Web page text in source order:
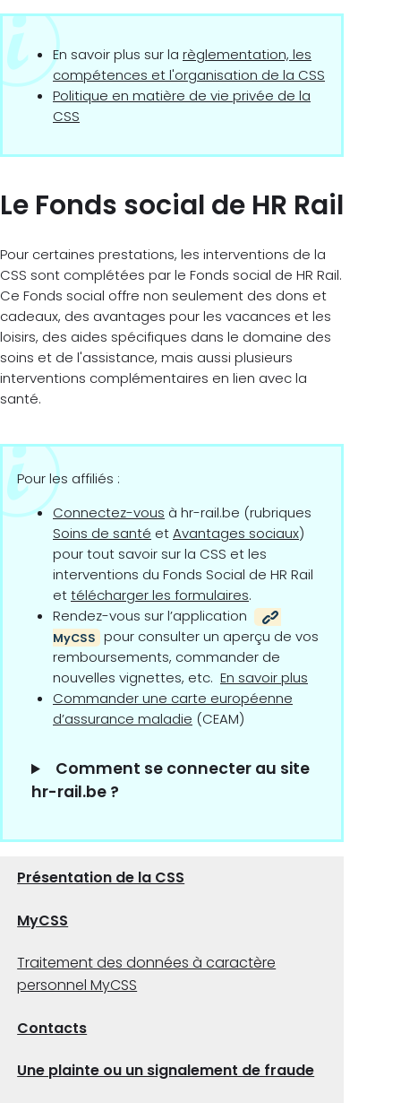
En savoir plus sur la règlementation, les
compétences et l'organisation de la CSS
Politique en matière de vie privée de la
CSS
Le Fonds social de HR Rail
Pour certaines prestations, les interventions de la
CSS sont complétées par le Fonds social de HR Rail.
Ce Fonds social offre non seulement des dons et
cadeaux, des avantages pour les vacances et les
loisirs, des aides spécifiques dans le domaine des
soins et de l'assistance, mais aussi plusieurs
interventions complémentaires en lien avec la
santé.
Pour les affiliés :
Connectez-vous à hr-rail.be (rubriques
Soins de santé etAvantages sociaux)
pour tout savoir sur la CSS et les
interventions du Fonds Social de HR Rail
ettélécharger les formulaires.
Rendez-vous sur l’application
MyCSS pour consulter un aperçu de vos
remboursements, commander de
nouvelles vignettes, etc. En savoir plus
Commander une carte européenne
d’assurance maladie (CEAM)
Comment se connecter au site
hr-rail.be ?
Présentation de la CSS
MyCSS
Traitement des données à caractère
personnel MyCSS
Contacts
Une plainte ou un signalement de fraude